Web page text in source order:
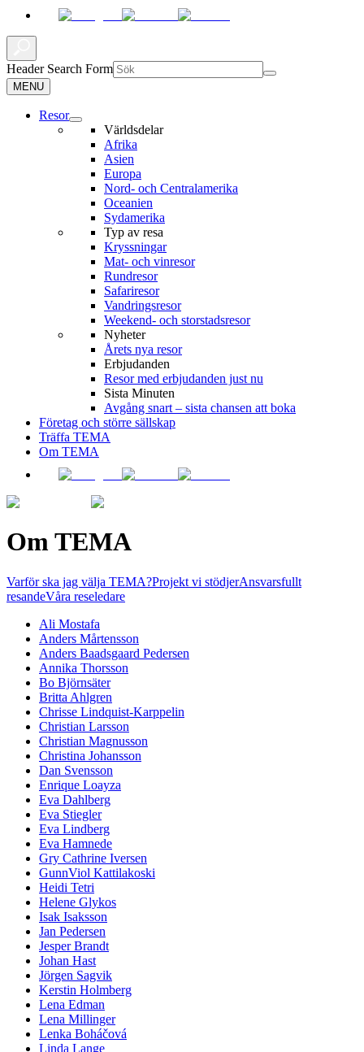
Header Search Form
MENU
Resor
Världsdelar
Afrika
Asien
Europa
Nord- och Centralamerika
Oceanien
Sydamerika
Typ av resa
Kryssningar
Mat- och vinresor
Rundresor
Safariresor
Vandringsresor
Weekend- och storstadsresor
Nyheter
Årets nya resor
Erbjudanden
Resor med erbjudanden just nu
Sista Minuten
Avgång snart – sista chansen att boka
Företag och större sällskap
Träffa TEMA
Om TEMA
Om TEMA
Varför ska jag välja TEMA?Projekt vi stödjerAnsvarsfullt
resandeVåra reseledare
Ali Mostafa
Anders Mårtensson
Anders Baadsgaard Pedersen
Annika Thorsson
Bo Björnsäter
Britta Ahlgren
Chrisse Lindquist-Karppelin
Christian Larsson
Christian Magnusson
Christina Johansson
Dan Svensson
Enrique Loayza
Eva Dahlberg
Eva Stiegler
Eva Lindberg
Eva Hamnede
Gry Cathrine Iversen
GunnViol Kattilakoski
Heidi Tetri
Helene Glykos
Isak Isaksson
Jan Pedersen
Jesper Brandt
Johan Hast
Jörgen Sagvik
Kerstin Holmberg
Lena Edman
Lena Millinger
Lenka Boháčová
Linda Lange